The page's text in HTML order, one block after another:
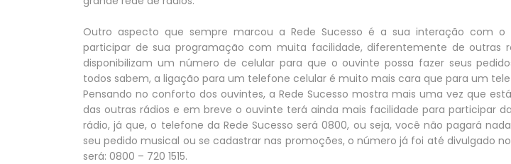
Outro aspecto que sempre marcou a Rede Sucesso é a sua interação com o
participar de sua programação com muita facilidade, diferentemente de outras
disponibilizam um número de celular para que o ouvinte possa fazer seus
todos sabem, a ligação para um telefone celular é muito mais cara que para um
Pensando no conforto dos ouvintes, a Rede Sucesso mostra mais uma vez que
das outras rádios e em breve o ouvinte terá ainda mais facilidade para participar
rádio, já que, o telefone da Rede Sucesso será 0800, ou seja, você não pagará
seu pedido musical ou se cadastrar nas promoções, o número já foi até divulgado
será: 0800 – 720 1515.